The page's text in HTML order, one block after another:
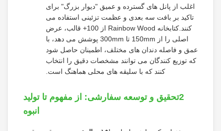
اغلب از پانل های گسترده و عمیق "دیوار بزرگ" برای
تاکید بر بافت سه بعدی و عظمت تزئینی استفاده می
کنند.کتابخانه Rainbow Wood از 100+ قالب، عرض
اصلی را از 150mm تا 300mm پوشش می دهد، با
عمق و فاصله دندان های مختلف، اطمینان حاصل شود
که توزیع کنندگان می توانند مشخصات دقیق را انتخاب
کنند که با سلیقه های محلی هماهنگ است.
2تحقیق و توسعه سفارشی: از مفهوم تا تولید